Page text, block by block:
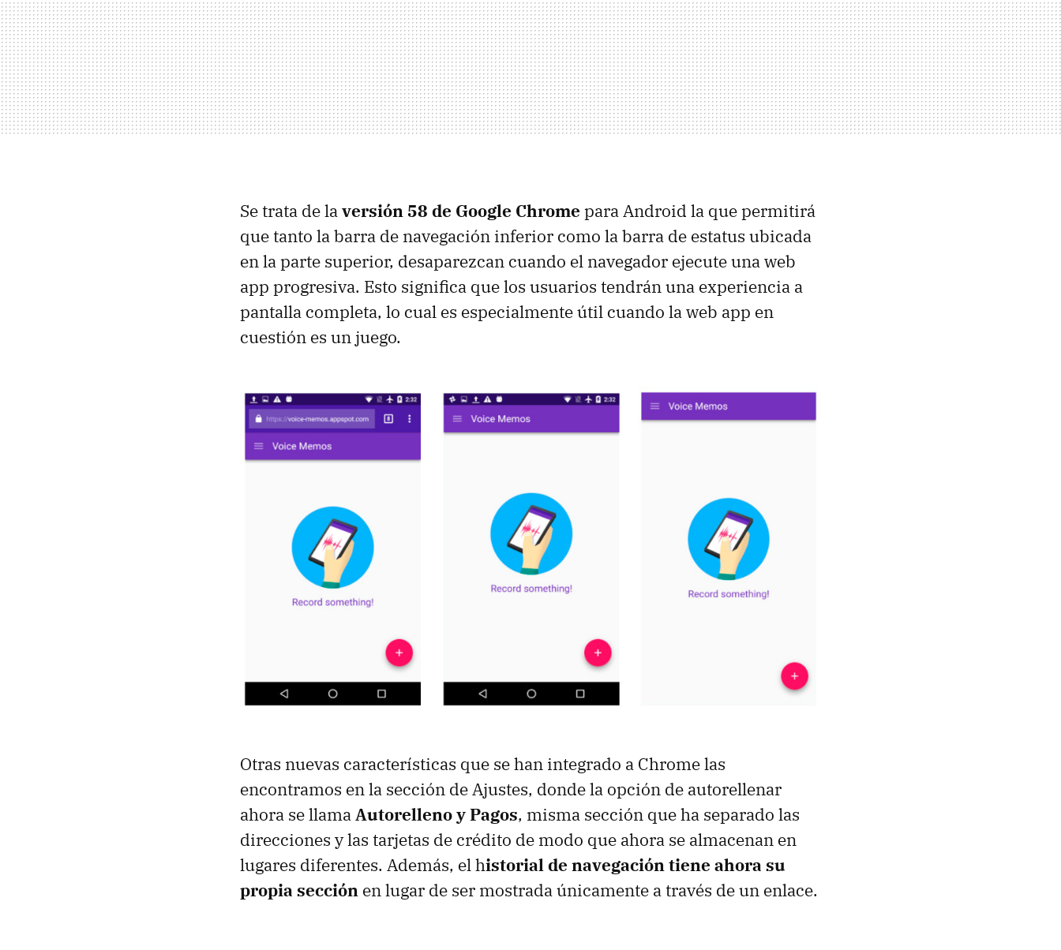
Se trata de laversión 58 de Google Chrome para Android la que permitirá
que tanto la barra de navegación inferior como la barra de estatus ubicada
en la parte superior, desaparezcan cuando el navegador ejecute una web
app progresiva. Esto significa que los usuarios tendrán una experiencia a
pantalla completa, lo cual es especialmente útil cuando la web app en
cuestión es un juego.
Otras nuevas características que se han integrado a Chrome las
encontramos en la sección de Ajustes, donde la opción de autorellenar
ahora se llamaAutorelleno y Pagos, misma sección que ha separado las
direcciones y las tarjetas de crédito de modo que ahora se almacenan en
lugares diferentes. Además, el historial de navegación tiene ahora su
propia sección en lugar de ser mostrada únicamente a través de un enlace.